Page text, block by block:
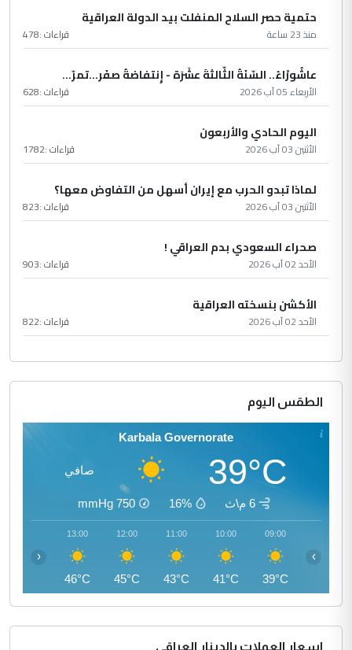
حتمية حصر السلاح المنفلت بيد الدولة العراقية
منذ 23 ساعة قراءات :478
عاشُورْاءُ.. السّنَةُ الثّالثةَ عشَرَة - إِنتفاضةُ صفَر…تمرّ...
الأربعاء 05 آب 2026 قراءات :628
اليوم الحادي والأربعون
الأثنين 03 آب 2026 قراءات :1782
لماذا تبدو الحرب مع إيران أسهل من التفاوض معها؟
الأثنين 03 آب 2026 قراءات :823
صحراء السعودي بدم العراقي !
الأحد 02 آب 2026 قراءات :903
الأكشن بنسخته العراقية
الأحد 02 آب 2026 قراءات :822
الطقس اليوم
Karbala Governorate
39°C صافي
6 م\ث 16%
750
mmHg
09:00
39°C
10:00
41°C
11:00
43°C
12:00
45°C
13:00
46°C
‹ ›
اسعار العملات بالدينار العراقي